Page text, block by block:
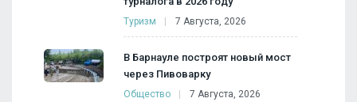
Туризм 7 Августа, 2026
В Барнауле построят новый мост
через Пивоварку
Общество 7 Августа, 2026